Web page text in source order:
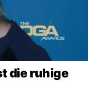
die ruhige